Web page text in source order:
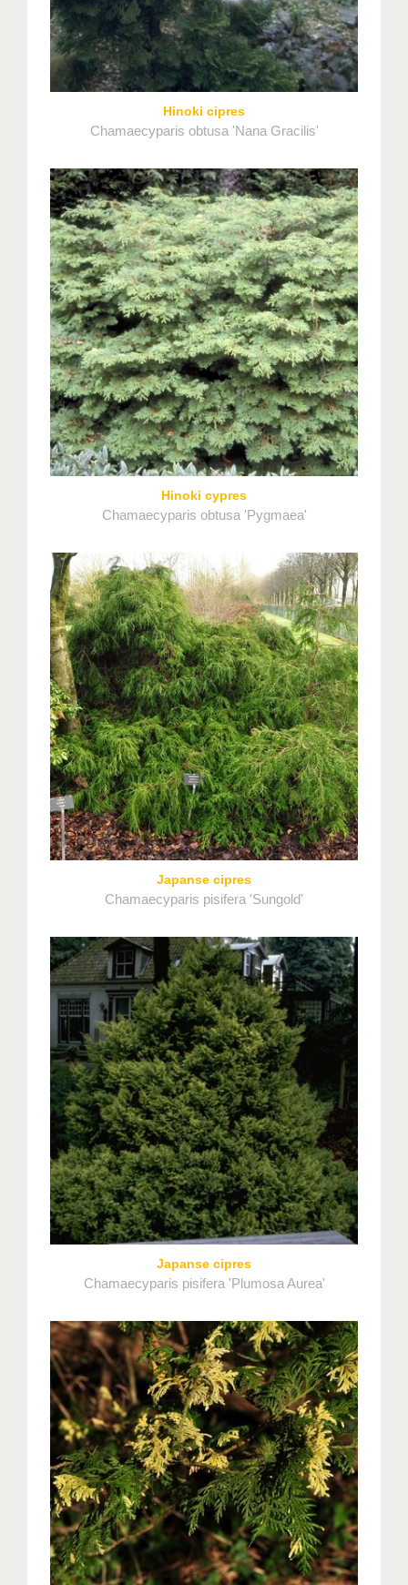
Hinoki cipres
Chamaecyparis obtusa 'Nana Gracilis'
Hinoki cypres
Chamaecyparis obtusa 'Pygmaea'
Japanse cipres
Chamaecyparis pisifera 'Sungold'
Japanse cipres
Chamaecyparis pisifera 'Plumosa Aurea'